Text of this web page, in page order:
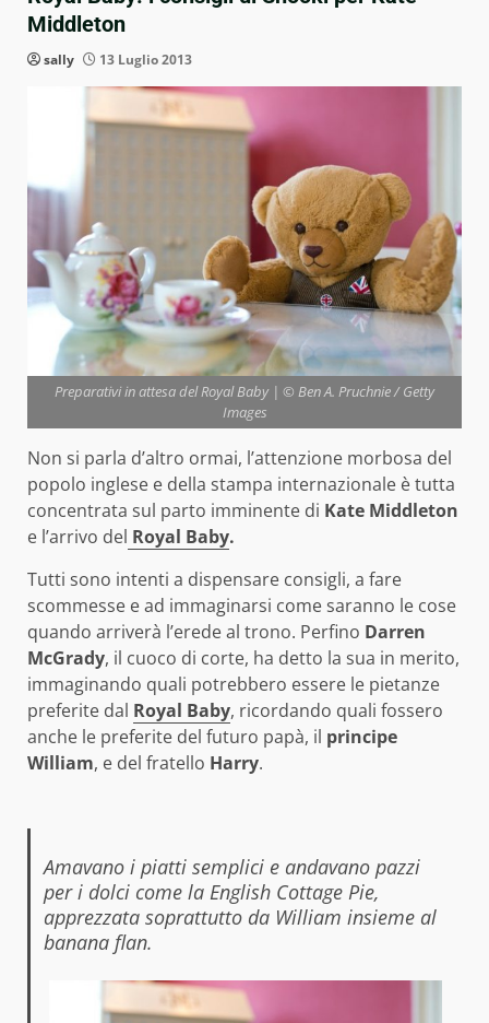
Middleton
sally 13 Luglio 2013
Preparativi in attesa del Royal Baby | © Ben A. Pruchnie / Getty
Images
Non si parla d’altro ormai, l’attenzione morbosa del
popolo inglese e della stampa internazionale è tutta
concentrata sul parto imminente di Kate Middleton
e l’arrivo del Royal Baby.
Tutti sono intenti a dispensare consigli, a fare
scommesse e ad immaginarsi come saranno le cose
quando arriverà l’erede al trono. Perfino Darren
McGrady, il cuoco di corte, ha detto la sua in merito,
immaginando quali potrebbero essere le pietanze
preferite dal Royal Baby, ricordando quali fossero
anche le preferite del futuro papà, il principe
William, e del fratello Harry.
Amavano i piatti semplici e andavano pazzi
per i dolci come la English Cottage Pie,
apprezzata soprattutto da William insieme al
banana flan.